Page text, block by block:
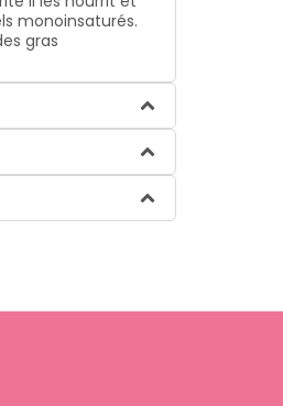
monoinsaturés.
gras